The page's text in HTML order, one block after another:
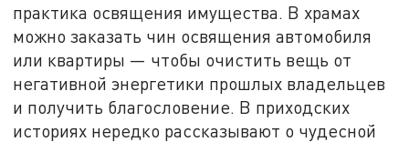
практика освящения имущества. В храмах
можно заказать чин освящения автомобиля
или квартиры — чтобы очистить вещь от
негативной энергетики прошлых владельцев
и получить благословение. В приходских
историях нередко рассказывают о чудесной